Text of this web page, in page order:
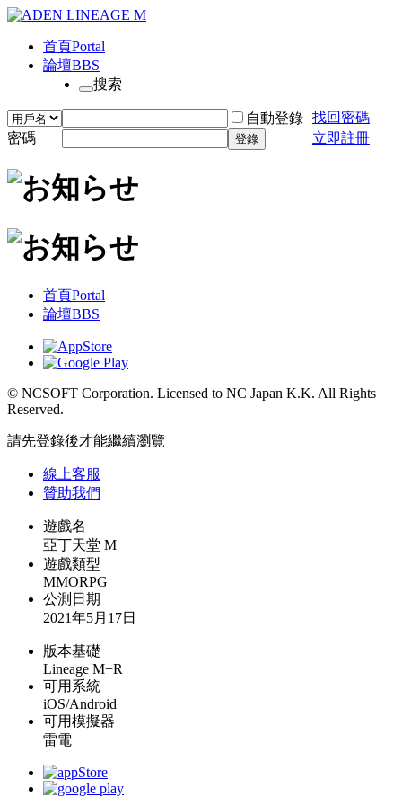
首頁Portal
論壇BBS
搜索
自動登錄 找回密碼
密碼
登錄 立即註冊
首頁Portal
論壇BBS
© NCSOFT Corporation. Licensed to NC Japan K.K. All Rights
Reserved.
請先登錄後才能繼續瀏覽
線上客服
贊助我們
遊戲名
亞丁天堂 M
遊戲類型
MMORPG
公測日期
2021年5月17日
版本基礎
Lineage M+R
可用系統
iOS/Android
可用模擬器
雷電